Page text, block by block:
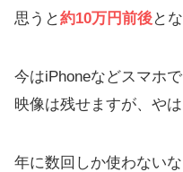
思うと約10万円前後と
今はiPhoneなどスマホ
映像は残せますが、や
年に数回しか使わない